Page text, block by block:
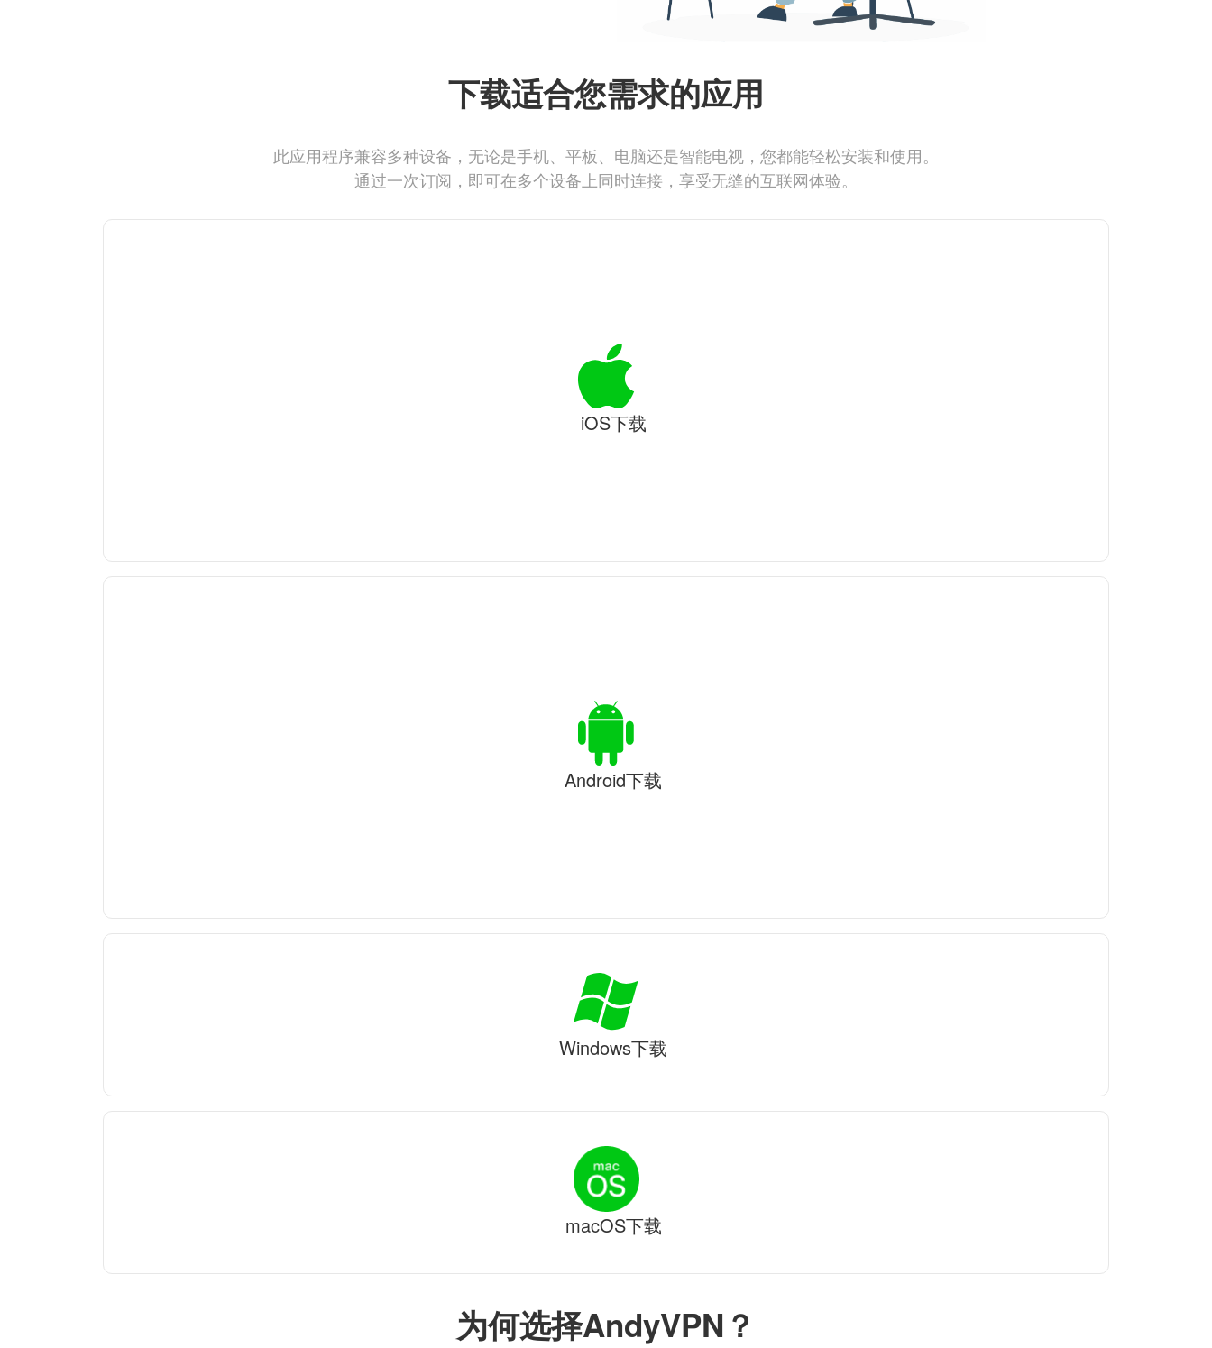
为何选择AndyVPN？
下载适合您需求的应用
此应用程序兼容多种设备，无论是手机、平板、电脑还是智能电视，您都能轻松安装和使用。
通过一次订阅，即可在多个设备上同时连接，享受无缝的互联网体验。
iOS下载
Android下载
Windows下载
macOS下载